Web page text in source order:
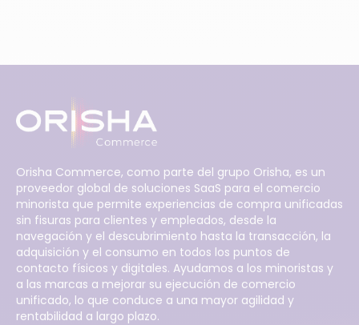
Orisha Commerce, como parte del grupo Orisha, es un
proveedor global de soluciones SaaS para el comercio
minorista que permite experiencias de compra unificadas
sin fisuras para clientes y empleados, desde la
navegación y el descubrimiento hasta la transacción, la
adquisición y el consumo en todos los puntos de
contacto físicos y digitales. Ayudamos a los minoristas y
a las marcas a mejorar su ejecución de comercio
unificado, lo que conduce a una mayor agilidad y
rentabilidad a largo plazo.